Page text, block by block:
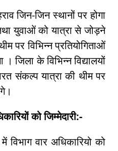
जिन-जिन स्थानों पर होगा
युवाओं को यात्रा से जोड़ने
पर विभिन्न प्रतियोगिताओं
जिला के विभिन्न विद्यालयों
संकल्प यात्रा की थीम पर
को जिम्मेदारी:-
वार अधिकारियो को